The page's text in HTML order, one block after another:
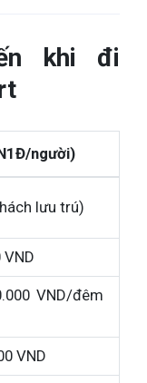
khi đi
người)
lưu trú)
VND
VND/đêm
VND